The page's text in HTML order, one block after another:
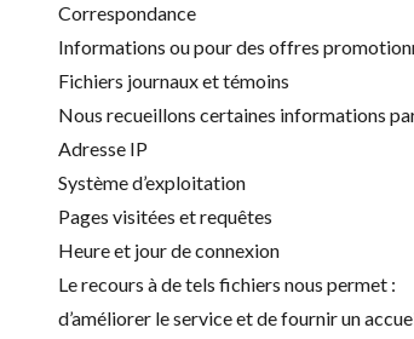
Correspondance
Informations ou pour des offres
Fichiers journaux et témoins
Nous recueillons certaines informations
Adresse IP
Système d’exploitation
Pages visitées et requêtes
Heure et jour de connexion
Le recours à de tels fichiers nous permet :
d’améliorer le service et de fournir un